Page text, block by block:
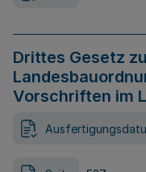
Drittes Gesetz
Vorschriften im